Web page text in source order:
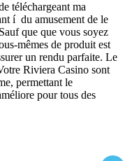
téléchargeant ma
í du amusement de le
que que vous soyez
mêmes de produit est
un rendu parfaite. Le
Riviera Casino sont
permettant le
pour tous des